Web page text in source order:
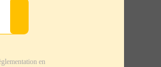
en